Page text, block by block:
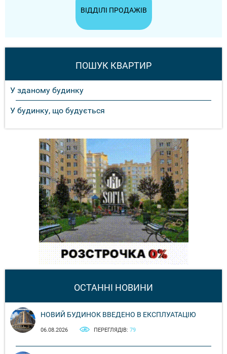
ВІДДІЛІ ПРОДАЖІВ
ПОШУК КВАРТИР
У зданому будинку
У будинку, що будується
ОСТАННІ НОВИНИ
НОВИЙ БУДИНОК ВВЕДЕНО В ЕКСПЛУАТАЦІЮ
06.08.2026 ПЕРЕГЛЯДІВ: 79